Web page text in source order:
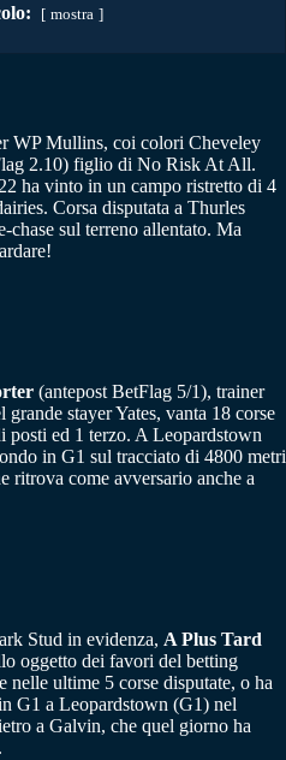
mostra
WP Mullins, coi colori Cheveley
2.10) figlio di No Risk At All.
ha vinto in un campo ristretto di 4
Corsa disputata a Thurles
sul terreno allentato. Ma
(antepost BetFlag 5/1), trainer
stayer Yates, vanta 18 corse
posti ed 1 terzo. A Leopardstown
in G1 sul tracciato di 4800 metri
ritrova come avversario anche a
Stud in evidenza, A Plus Tard
oggetto dei favori del betting
ultime 5 corse disputate, o ha
G1 a Leopardstown (G1) nel
a Galvin, che quel giorno ha